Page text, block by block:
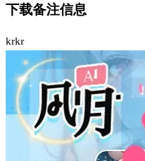
下载备注信息
krkr